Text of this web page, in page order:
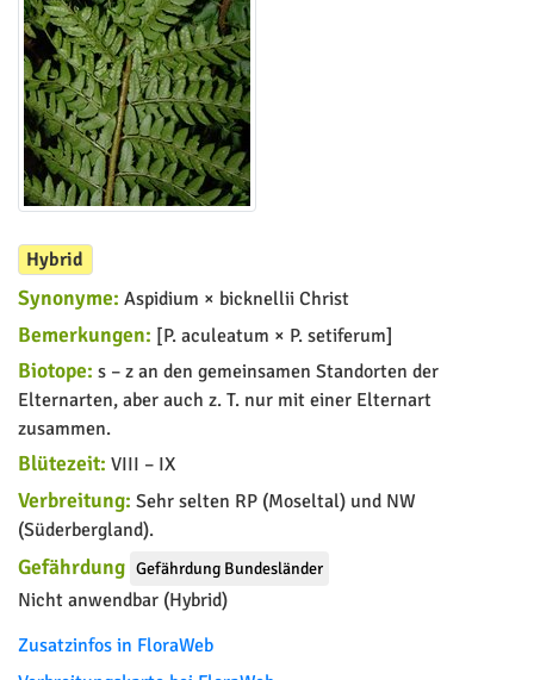
Hybrid
Synonyme: Aspidium × bicknellii Christ
Bemerkungen: [P. aculeatum × P. setiferum]
Biotope: s – z an den gemeinsamen Standorten der
Elternarten, aber auch z. T. nur mit einer Elternart
zusammen.
Blütezeit: VIII – IX
Verbreitung: Sehr selten RP (Moseltal) und NW
(Süderbergland).
Gefährdung Gefährdung Bundesländer
Nicht anwendbar (Hybrid)
Zusatzinfos in FloraWeb